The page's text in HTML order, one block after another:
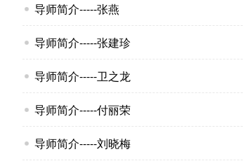
导师简介-----张燕
导师简介-----张建珍
导师简介-----卫之龙
导师简介-----付丽荣
导师简介-----刘晓梅